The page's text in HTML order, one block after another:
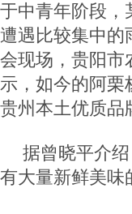
于中青年阶段，
遭遇比较集中的
会现场，贵阳市
示，如今的阿栗
贵州本土优质品
据曾晓平介
有大量新鲜美味